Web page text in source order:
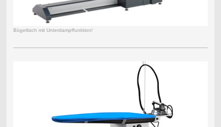
Bügeltisch mit Unterdampffunktion!